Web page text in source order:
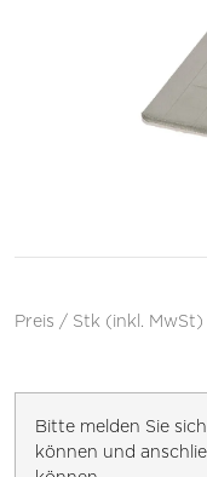
Preis / Stk (inkl. MwSt)
Bitte melden Sie
können und